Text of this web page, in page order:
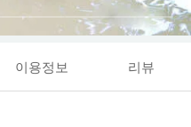
이용정보 리뷰